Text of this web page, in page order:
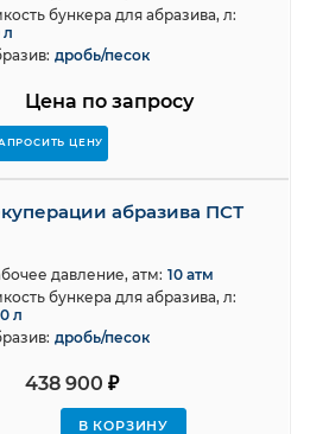
Цена по запросу
ЦЕНУ
бункера для абразива, л:
л
дробь/песок
абразива ПСТ
438 900 ₽
В КОРЗИНУ
давление, атм: 10 атм
бункера для абразива, л:
л
дробь/песок